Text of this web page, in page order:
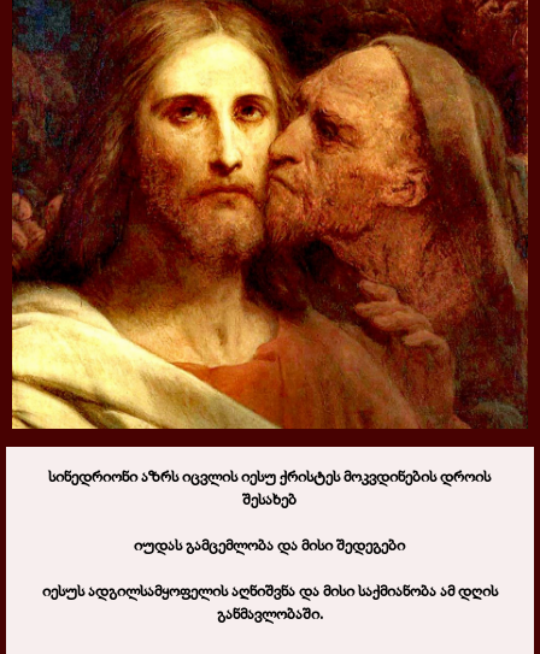
სინედრიონი აზრს იცვლის იესუ ქრისტეს მოკვდინების დროის
შესახებ
იუდას გამცემლობა და მისი შედეგები
იესუს ადგილსამყოფელის აღნიშვნა და მისი საქმიანობა ამ დღის
განმავლობაში.